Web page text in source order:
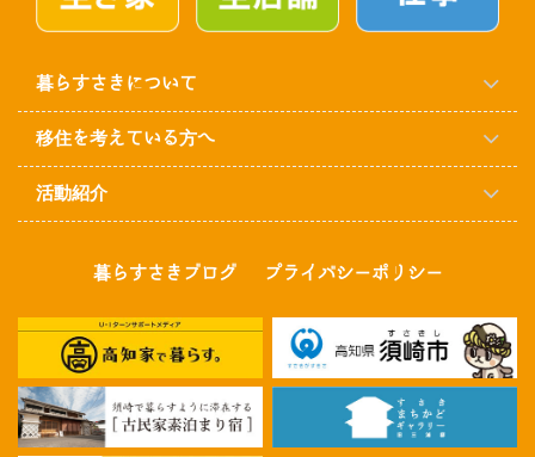
暮らすさきについて
移住を考えている方へ
活動紹介
暮らすさきブログ プライバシーポリシー